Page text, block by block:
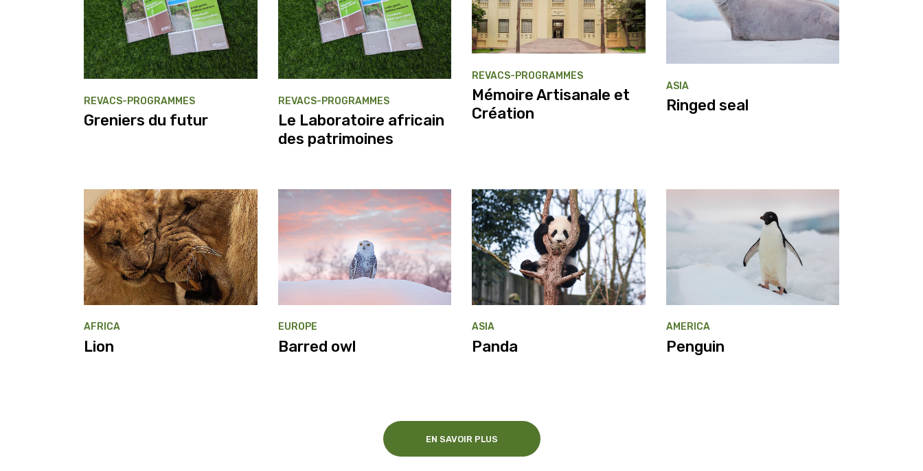
REVACS-PROGRAMMES
Greniers du futur
REVACS-PROGRAMMES
Le Laboratoire africain
des patrimoines
REVACS-PROGRAMMES
Mémoire Artisanale et
Création
ASIA
Ringed seal
AFRICA
Lion
EUROPE
Barred owl
ASIA
Panda
AMERICA
Penguin
EN SAVOIR PLUS